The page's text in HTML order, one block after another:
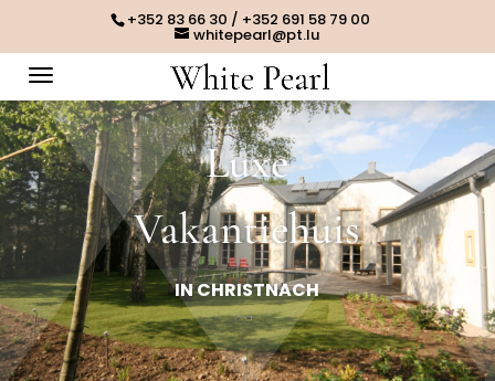
+352 83 66 30 / +352 691 58 79 00
whitepearl@pt.lu
Luxe
Vakantiehuis
IN CHRISTNACH